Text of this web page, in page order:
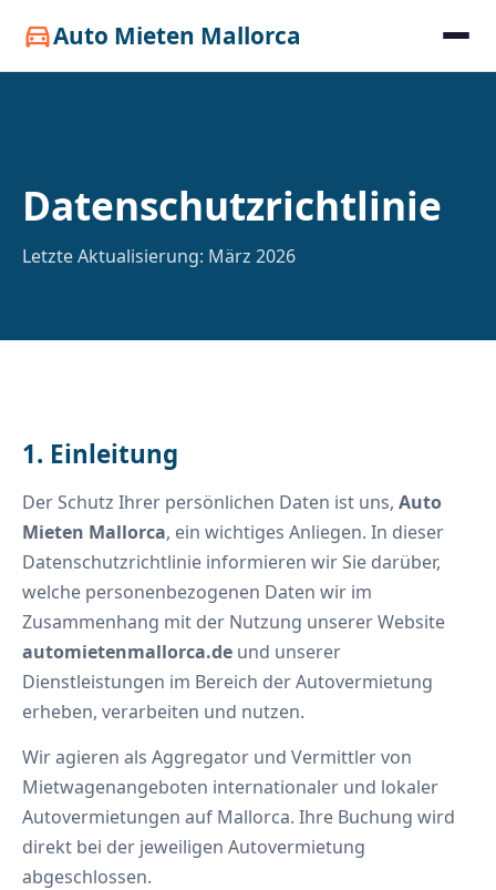
directions_carAuto Mieten Mallorca
Datenschutzrichtlinie
Letzte Aktualisierung: März 2026
1. Einleitung
Der Schutz Ihrer persönlichen Daten ist uns, Auto
Mieten Mallorca, ein wichtiges Anliegen. In dieser
Datenschutzrichtlinie informieren wir Sie darüber,
welche personenbezogenen Daten wir im
Zusammenhang mit der Nutzung unserer Website
automietenmallorca.de und unserer
Dienstleistungen im Bereich der Autovermietung
erheben, verarbeiten und nutzen.
Wir agieren als Aggregator und Vermittler von
Mietwagenangeboten internationaler und lokaler
Autovermietungen auf Mallorca. Ihre Buchung wird
direkt bei der jeweiligen Autovermietung
abgeschlossen.